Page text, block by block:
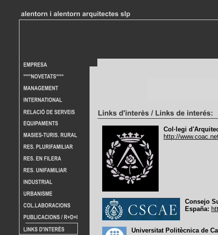
Col·legi
http://
Consejo
España:
Universitat Politècnica de